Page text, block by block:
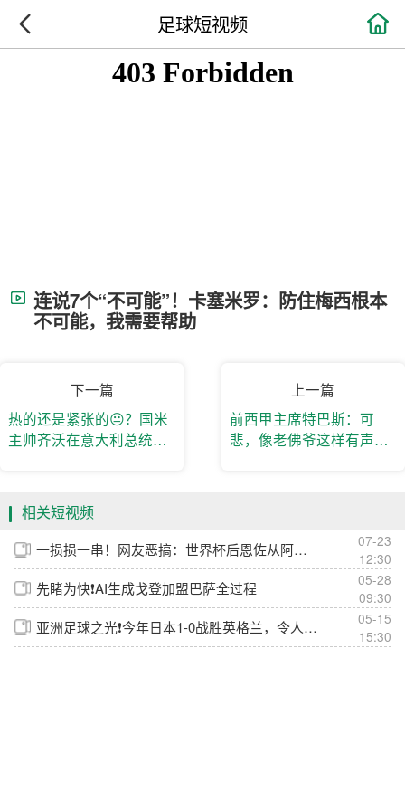
 足球短视频
连说7个“不可能”！卡塞米罗：防住梅西根本
不可能，我需要帮助
下一篇
热的还是紧张的😐？国米
主帅齐沃在意大利总统面
上一篇
前西甲主席特巴斯：可
悲，像老佛爷这样有声望
相关短视频
一损损一串！网友恶搞：世界杯后恩佐从阿根廷队回到切尔西~
07-23
12:30
先睹为快❗️AI生成戈登加盟巴萨全过程
05-28
09:30
亚洲足球之光❗️今年日本1-0战胜英格兰，令人震撼
05-15
15:30